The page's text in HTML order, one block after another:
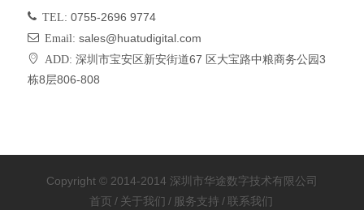
TEL: 0755-2696 9774
Email: sales@huatudigital.com
ADD: 深圳市宝安区新安街道67 区大宝路中粮商务公园3
栋8层806-808
Copyright © 2014-2014 深圳市华途数字技术有限公司
首页 / 关于我们 / 服务支持 / 联系我们